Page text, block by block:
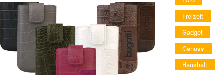
Freizeit
Gadget
Genuss
Haushalt